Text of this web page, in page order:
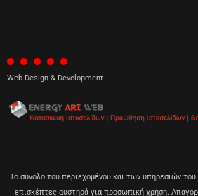
Web Design & Development
Το σύνολο του περιεχομένου και των υπηρεσιών
επισκέπτες αυστηρά για προσωπική χρήση.